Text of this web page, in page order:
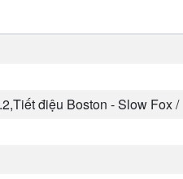
điệu Boston - Slow Fox /